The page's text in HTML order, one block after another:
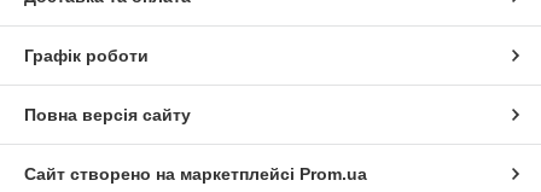
Графік роботи
Повна версія сайту
Сайт створено на маркетплейсі Prom.ua